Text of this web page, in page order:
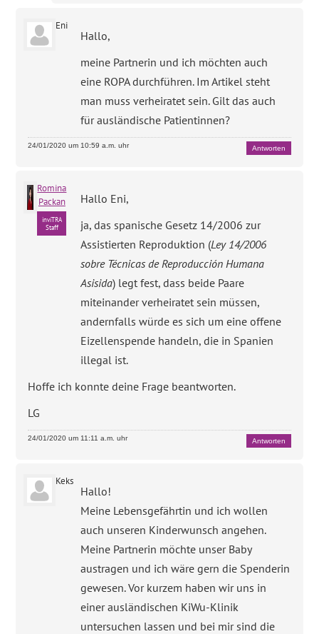
Eni
Hallo,
meine Partnerin und ich möchten auch
eine ROPA durchführen. Im Artikel steht
man muss verheiratet sein. Gilt das auch
für ausländische Patientinnen?
24/01/2020 um 10:59 a.m. uhr Antworten
Romina
Packan
inviTRA
Staff
Hallo Eni,
ja, das spanische Gesetz 14/2006 zur
Assistierten Reproduktion (Ley 14/2006
sobre Técnicas de Reproducción Humana
Asisida) legt fest, dass beide Paare
miteinander verheiratet sein müssen,
andernfalls würde es sich um eine offene
Eizellenspende handeln, die in Spanien
illegal ist.
Hoffe ich konnte deine Frage beantworten.
LG
24/01/2020 um 11:11 a.m. uhr Antworten
Keks
Hallo!
Meine Lebensgefährtin und ich wollen
auch unseren Kinderwunsch angehen.
Meine Partnerin möchte unser Baby
austragen und ich wäre gern die Spenderin
gewesen. Vor kurzem haben wir uns in
einer ausländischen KiWu-Klinik
untersuchen lassen und bei mir sind die